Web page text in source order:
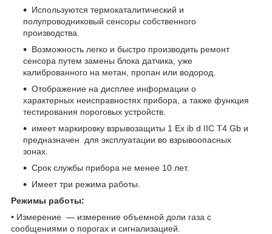
Используются термокаталитический и
полупроводниковый сенсоры собственного
производства.
Возможность легко и быстро производить ремонт
сенсора путем замены блока датчика, уже
калиброванного на метан, пропан или водород.
Отображение на дисплее информации о
характерных неисправностях прибора, а также функция
тестирования пороговых устройств.
имеет маркировку взрывозащиты 1 Ex ib d IIC T4 Gb и
предназначен для эксплуатации во взрывоопасных
зонах.­
Срок службы прибора не менее 10 лет.
Имеет три режима работы.
Режимы работы:
• Измерение — измерение объемной доли газа с
сообщениями о порогах и сигнализацией.